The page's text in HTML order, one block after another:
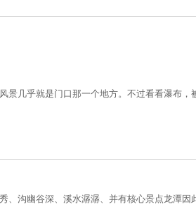
景几乎就是门口那一个地方。不过看看瀑布
、沟幽谷深、溪水潺潺、并有核心景点龙潭因